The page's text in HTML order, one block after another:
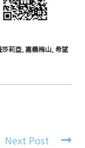
莎莉亞, 嘉義梅山, 希望
Next Post